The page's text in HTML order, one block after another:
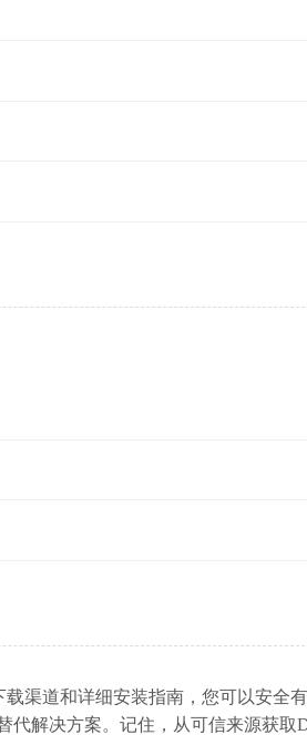
渠道和详细安装指南，您可以安全
代解决方案。记住，从可信来源获取